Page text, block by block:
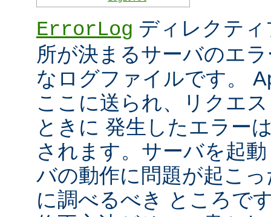
ErrorLog ディレクテ
所が決まるサーバのエ
なログファイルです。
ここに送られ、リクエ
ときに 発生したエラー
されます。サーバを起
バの動作に問題が起こ
に調べるべき ところで